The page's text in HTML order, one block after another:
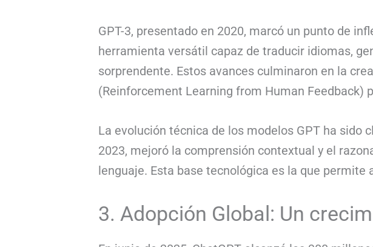
GPT-3, presentado en 2020, marcó un punto de
herramienta versátil capaz de traducir idiomas,
sorprendente. Estos avances culminaron en la
(Reinforcement Learning from Human Feedback)
La evolución técnica de los modelos GPT ha sido
2023, mejoró la comprensión contextual y el
lenguaje. Esta base tecnológica es la que
3. Adopción Global: Un